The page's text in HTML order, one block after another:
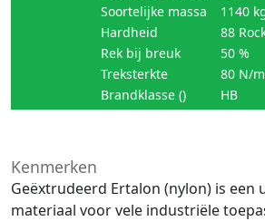
Soortelijke massa
1140
Hardheid
88
Rek bij breuk
50 %
Treksterkte
80 N/
Brandklasse ()
HB
Kenmerken
Geëxtrudeerd Ertalon (nylon) is een
materiaal voor vele industriële